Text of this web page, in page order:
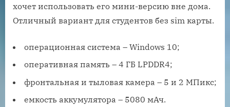
хочет использовать его мини-версию вне дома.
Отличный вариант для студентов без sim карты.
операционная система – Windows 10;
оперативная память – 4 ГБ LPDDR4;
фронтальная и тыловая камера – 5 и 2 МПикс;
емкость аккумулятора – 5080 мАч.